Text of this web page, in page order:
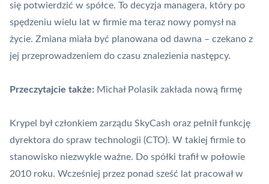
się potwierdzić w spółce. To decyzja managera, który po
spędzeniu wielu lat w firmie ma teraz nowy pomysł na
życie. Zmiana miała być planowana od dawna – czekano z
jej przeprowadzeniem do czasu znalezienia następcy.
Przeczytajcie także: Michał Polasik zakłada nową firmę
Krypel był członkiem zarządu SkyCash oraz pełnił funkcję
dyrektora do spraw technologii (CTO). W takiej firmie to
stanowisko niezwykle ważne. Do spółki trafił w połowie
2010 roku. Wcześniej przez ponad sześć lat pracował w